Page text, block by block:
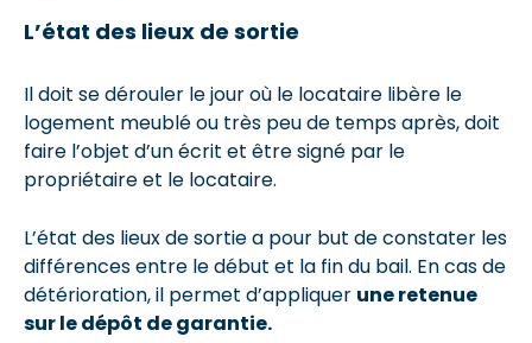
L’état des lieux de sortie
Il doit se dérouler le jour où le locataire libère le
logement meublé ou très peu de temps après, doit
faire l’objet d’un écrit et être signé par le
propriétaire et le locataire.
L’état des lieux de sortie a pour but de constater les
différences entre le début et la fin du bail. En cas de
détérioration, il permet d’appliquer une retenue
sur le dépôt de garantie.